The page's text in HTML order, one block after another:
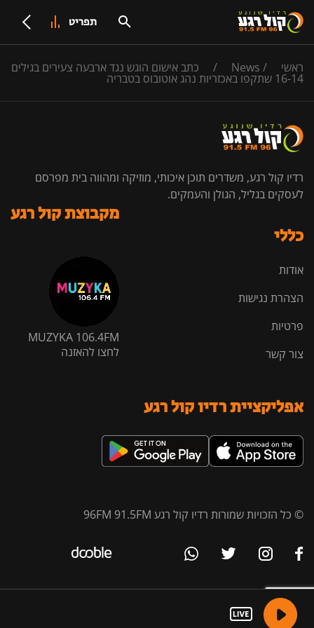
תפריט
ראשי /
News
/ כתב אישום הוגש נגד ארבעה צעירים בגילים
16-14 שתקפו באכזריות נהג אוטובוס בטבריה
רדיו קול רגע, משדרים תוכן איכותי, מוזיקה ומהווה בית מפרסם
לעסקים בגליל, הגולן והעמקים.
כללי
אודות
הצהרת נגישות
פרטיות
צור קשר
מקבוצת קול רגע
MUZYKA 106.4FM
לחצו להאזנה
אפליקציית רדיו קול רגע
© כל הזכויות שמורות רדיו קול רגע 96FM 91.5FM